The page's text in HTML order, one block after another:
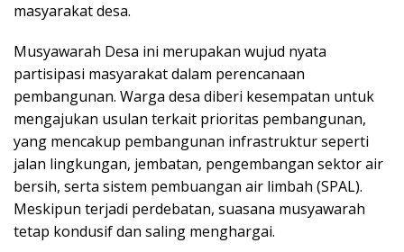
masyarakat desa.
Musyawarah Desa ini merupakan wujud nyata
partisipasi masyarakat dalam perencanaan
pembangunan. Warga desa diberi kesempatan untuk
mengajukan usulan terkait prioritas pembangunan,
yang mencakup pembangunan infrastruktur seperti
jalan lingkungan, jembatan, pengembangan sektor air
bersih, serta sistem pembuangan air limbah (SPAL).
Meskipun terjadi perdebatan, suasana musyawarah
tetap kondusif dan saling menghargai.